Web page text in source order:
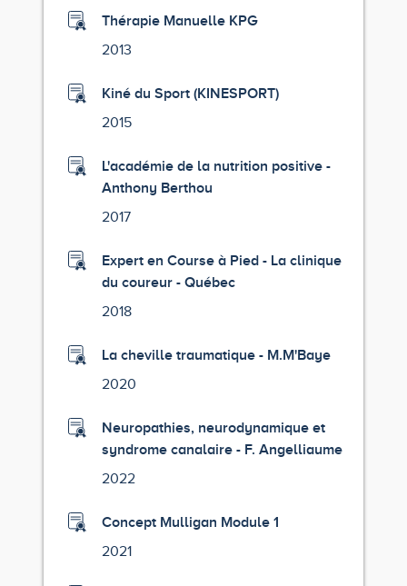
Thérapie Manuelle KPG
2013
Kiné du Sport (KINESPORT)
2015
L'académie de la nutrition positive -
Anthony Berthou
2017
Expert en Course à Pied - La clinique
du coureur - Québec
2018
La cheville traumatique - M.M'Baye
2020
Neuropathies, neurodynamique et
syndrome canalaire - F. Angelliaume
2022
Concept Mulligan Module 1
2021